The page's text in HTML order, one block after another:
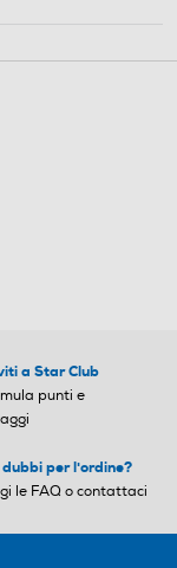
due
a Star Club
punti e
dubbi per l'ordine?
le FAQ o contattaci